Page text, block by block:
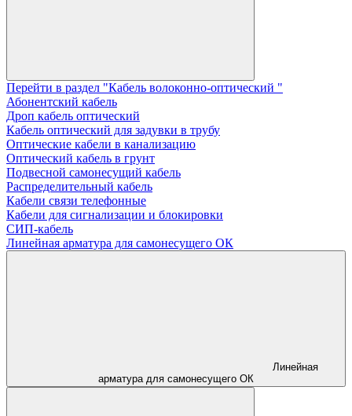
Перейти в раздел "Кабель волоконно-оптический "
Абонентский кабель
Дроп кабель оптический
Кабель оптический для задувки в трубу
Оптические кабели в канализацию
Оптический кабель в грунт
Подвесной самонесущий кабель
Распределительный кабель
Кабели связи телефонные
Кабели для сигнализации и блокировки
СИП-кабель
Линейная арматура для самонесущего ОК
Линейная
арматура для самонесущего ОК